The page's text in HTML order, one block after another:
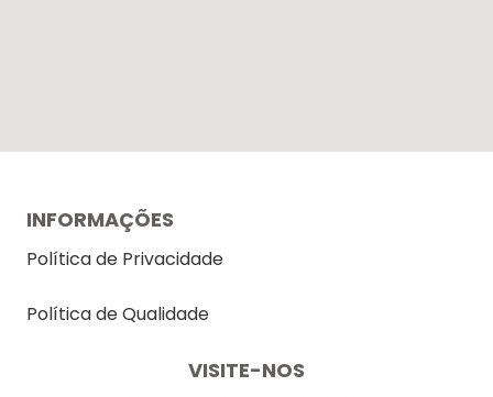
INFORMAÇÕES
Política de Privacidade
Política de Qualidade
VISITE-NOS